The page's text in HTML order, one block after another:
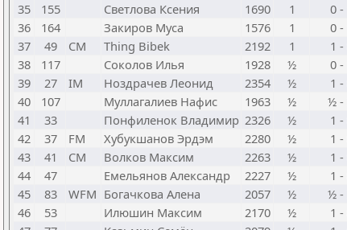
35
155 Светлова Ксения 1690 1 0 -
36
164 Закиров Муса 1576 1 0 -
37
49 CM Thing Bibek 2192 1 1 -
38
117 Соколов Илья 1928 ½ 0 -
39
27 IM Ноздрачев Леонид 2354 ½ 1 -
40
107 Муллагалиев Нафис 1963 ½ ½ -
41
33 Понфиленок Владимир 2326 ½ 1 -
42
37 FM Хубукшанов Эрдэм 2280 ½ 1 -
43
41 CM Волков Максим 2263 ½ 1 -
44
47 Емельянов Александр 2227 ½ 1 -
45
83 WFM Богачкова Алена 2057 ½ ½ -
46
53 Илюшин Максим 2170 ½ 1 -